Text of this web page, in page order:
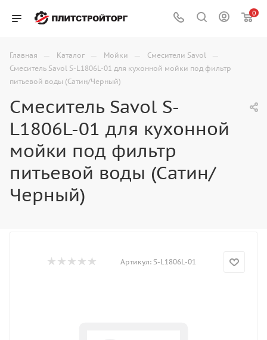
0
Главная — Каталог — Мойки — Смесители Savol —
Смеситель Savol S-L1806L-01 для кухонной мойки под фильтр
питьевой воды (Сатин/Черный)
Смеситель Savol S-
L1806L-01 для кухонной
мойки под фильтр
питьевой воды (Сатин/
Черный)
Артикул: S-L1806L-01